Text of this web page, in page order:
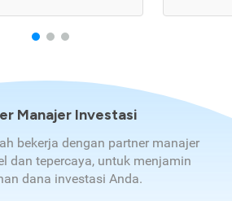
Manajer Investasi
bekerja dengan partner manajer
dan tepercaya, untuk menjamin
dana investasi Anda.